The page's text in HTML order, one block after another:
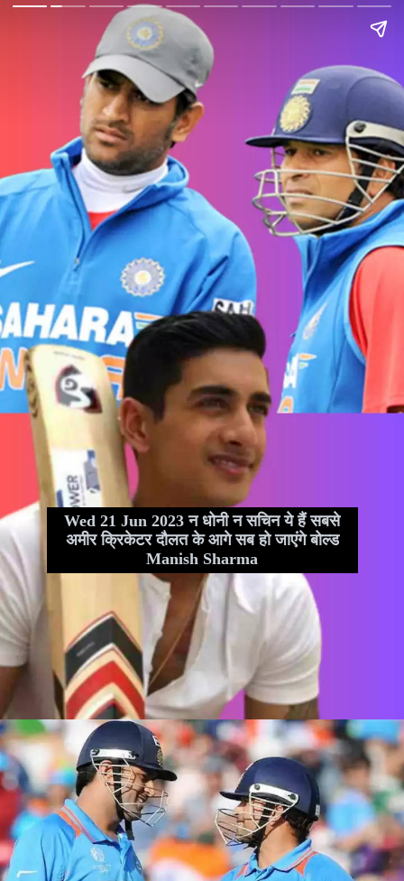
Wed 21 Jun 2023 न धोनी न सचिन ये हैं सबसे
अमीर क्रिकेटर दौलत के आगे सब हो जाएंगे बोल्ड
Manish Sharma